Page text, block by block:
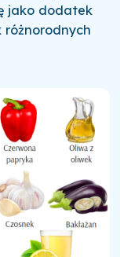
jako dodatek
różnorodnych